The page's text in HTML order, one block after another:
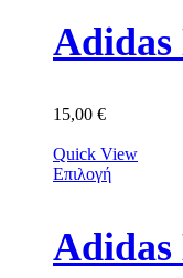
Adidas
15,00 €
Quick View
Επιλογή
Adidas